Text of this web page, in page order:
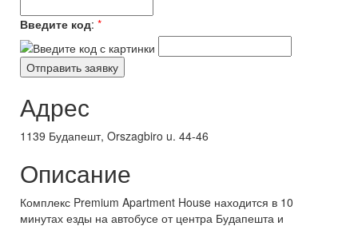
Введите код: *
Адрес
1139 Будапешт, Orszagbiro u. 44-46
Описание
Комплекс Premium Apartment House находится в 10
минутах езды на автобусе от центра Будапешта и